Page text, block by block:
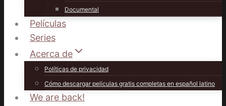
Documental
Películas
Series
Acerca de
Políticas de privacidad
Cómo descargar películas gratis completas en español latino
We are back!